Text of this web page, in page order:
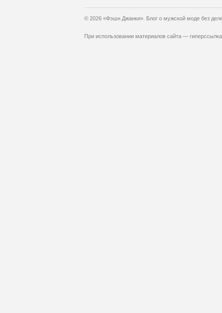
© 2026 «Фэшн Джанки». Блог о мужской моде без
При использовании материалов сайта —